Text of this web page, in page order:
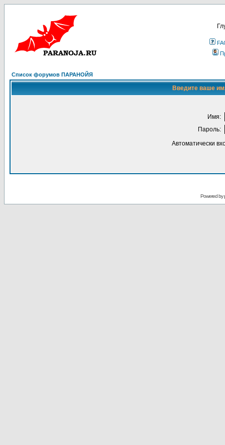
Список форумов ПАРАНОЙЯ
Введите ваше
Имя:
Пароль:
Автоматически
Powered by